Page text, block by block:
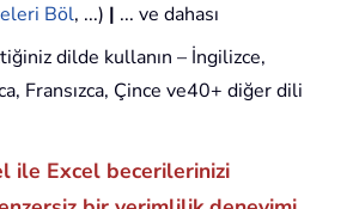
Böl, ...) | ... ve dahası
dilde kullanın – İngilizce,
Fransızca, Çince ve40+ diğer dili
ile Excel becerilerinizi